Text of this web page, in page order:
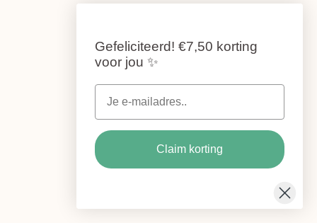
Gefeliciteerd! €7,50 korting
voor jou ✨
Claim korting